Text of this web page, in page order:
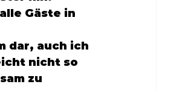
Gäste in
dar, auch ich
nicht so
zu